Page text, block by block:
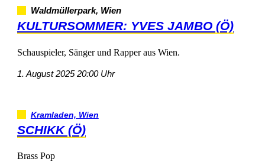
Waldmüllerpark,Wien
KULTURSOMMER:YVESJAMBO(Ö)
Schauspieler,SängerundRapperausWien.
1.August202520:00Uhr
Kramladen,Wien
SCHIKK(Ö)
BrassPop